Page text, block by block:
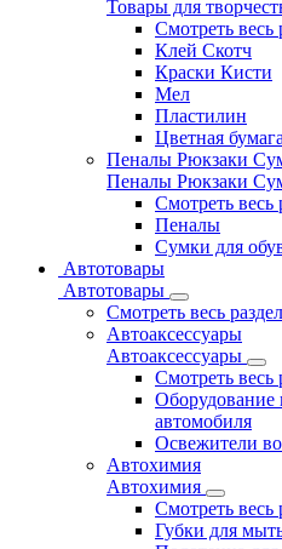
Товары для
Смотреть весь
Клей Скотч
Краски Кисти
Мел
Пластилин
Цветная
Пеналы Рюкзаки
Пеналы Рюкзаки
Смотреть весь
Пеналы
Сумки для
Автотовары
Автотовары
Смотреть весь раздел
Автоаксессуары
Автоаксессуары
Смотреть весь
Оборудование
автомобиля
Освежители
Автохимия
Автохимия
Смотреть весь
Губки для